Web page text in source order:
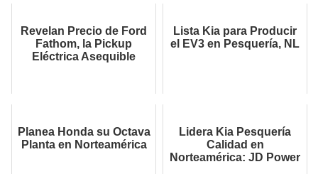
Revelan Precio de Ford
Fathom, la Pickup
Eléctrica Asequible
Lista Kia para Producir
el EV3 en Pesquería, NL
Planea Honda su Octava
Planta en Norteamérica
Lidera Kia Pesquería
Calidad en
Norteamérica: JD Power